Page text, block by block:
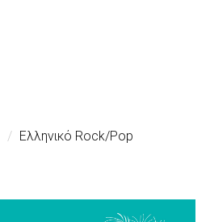
Ελληνικό Rock/Pop